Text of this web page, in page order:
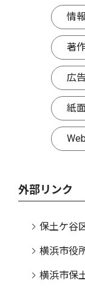
情
著
広
紙
外部リンク
保土ケ谷
横浜市役
横浜市保